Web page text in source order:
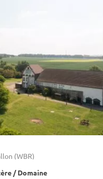
(WBR)
/ Domaine